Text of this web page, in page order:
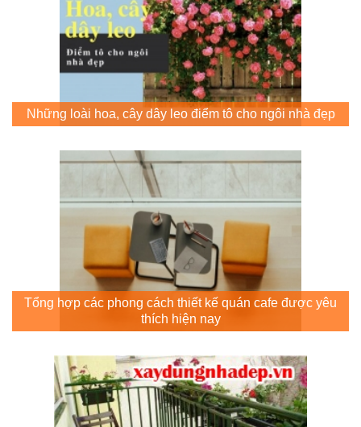
Những loài hoa, cây dây leo điểm tô cho ngôi nhà đẹp
Tổng hợp các phong cách thiết kế quán cafe được yêu
thích hiện nay